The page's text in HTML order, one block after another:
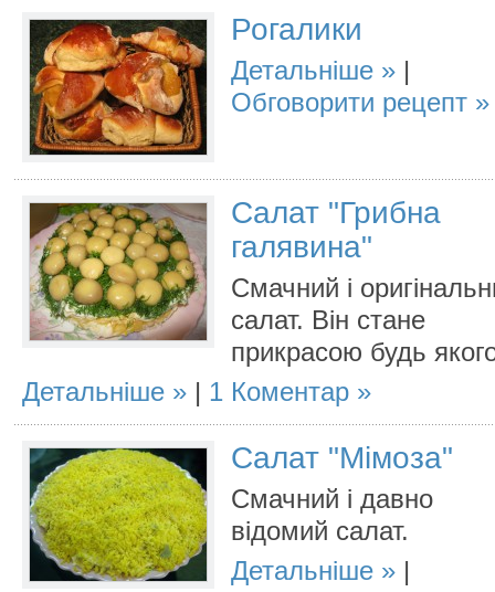
Рогалики
Детальніше
|
Обговорити рецепт
Салат "Грибна
галявина"
Смачний і
салат. Він стане
прикрасою будь
Детальніше
| 1 Коментар
Салат "Мімоза"
Смачний і давно
відомий салат.
Детальніше
|